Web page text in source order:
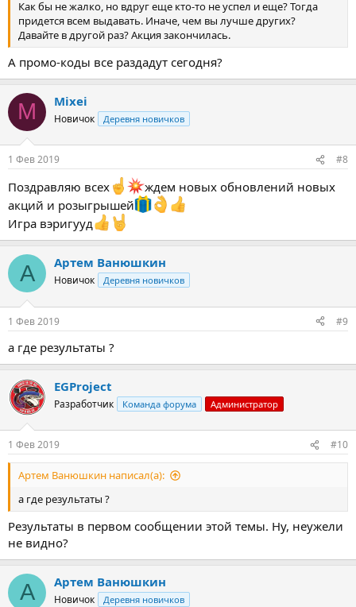
Как бы не жалко, но вдруг еще кто-то не успел и еще? Тогда
придется всем выдавать. Иначе, чем вы лучше других?
Давайте в другой раз? Акция закончилась.
А промо-коды все раздадут сегодня?
M Mixei
Новичок Деревня новичков
1 Фев 2019 #8
Поздравляю всех
ждем новых обновлений новых
акций и розыгрышей
Игра вэригууд
А Артем Ванюшкин
Новичок Деревня новичков
1 Фев 2019 #9
а где результаты ?
EGProject
Разработчик Команда форума Администратор
1 Фев 2019 #10
Артем Ванюшкин написал(а):
а где результаты ?
Результаты в первом сообщении этой темы. Ну, неужели
не видно?
А Артем Ванюшкин
Новичок Деревня новичков